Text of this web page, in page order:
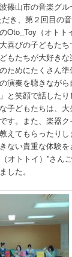
篠山市の音楽グル
き、第２回目の
Oto_Toy（オトト
喜びの子どもた
もたちが大好き
ためにたくさん
演奏を聴きながら
と笑顔で話した
子どもたちは、
す。また、楽器
えてもらったり
ない貴重な体験
オトトイ）”さん
した。